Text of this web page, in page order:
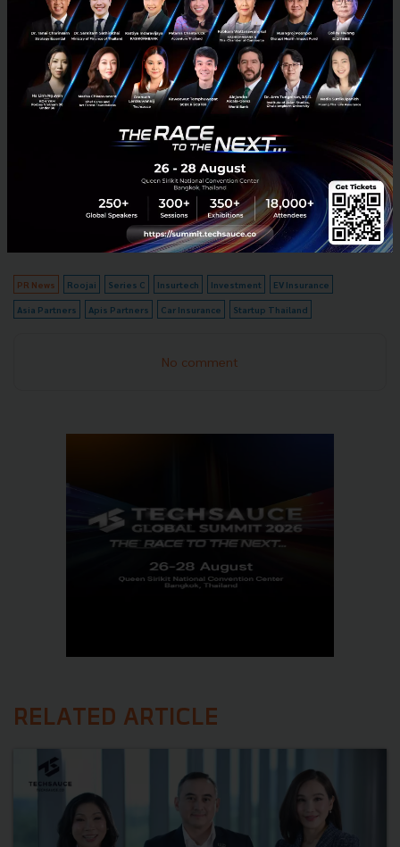
กลุ่มรู้ใจ กล่าวว่า “Apis และ Asia Partners นำเสนอทั้ง
องค์ความรู้และประสบการณ์เชิงปฏิบัติในการขับเคลื่อน
การเติบโต ซึ่งจะช่วยเสริมความสามารถของรู้ใจในการ
รักษาการเติบโตอย่างมีวินัย เพื่อพัฒนาผลิตภัณฑ์อย่างต่อ
เนื่อง และผลักดันพันธกิจของเราที่ต้องการส่งมอบประกัน
ภัยที่เข้าถึงง่ายและเป็นธรรมให้กับลูกค้าทั่วเอเชียตะวัน
ออกเฉียงใต้ เราซาบซึ้งในความไว้วางใจและการสนับสนุน
จากผู้ถือหุ้นเดิมที่เข้าร่วมการระดมทุนรอบใหม่นี้ทั้งหมด
ซึ่งได้ช่วยตอกย้ำความเชื่อมั่นในรู้ใจอีกครั้ง”
PR News Roojai Series C Insurtech Investment EV Insurance
Asia Partners Apis Partners Car Insurance Startup Thailand
No comment
RELATED ARTICLE